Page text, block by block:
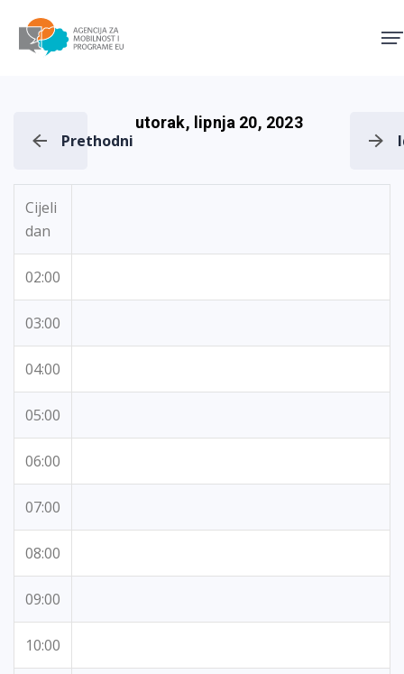
Prethodni
utorak, lipnja 20, 2023
Cijeli
dan
02:00
03:00
04:00
05:00
06:00
07:00
08:00
09:00
10:00